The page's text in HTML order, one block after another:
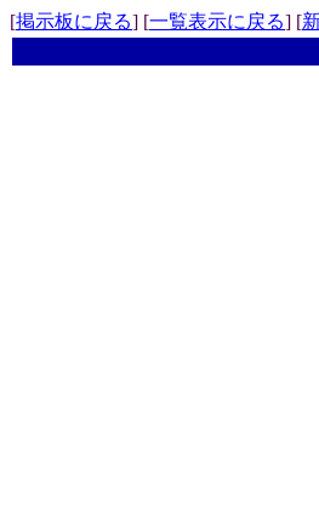
[掲示板に戻る] [一覧表示に戻る] [